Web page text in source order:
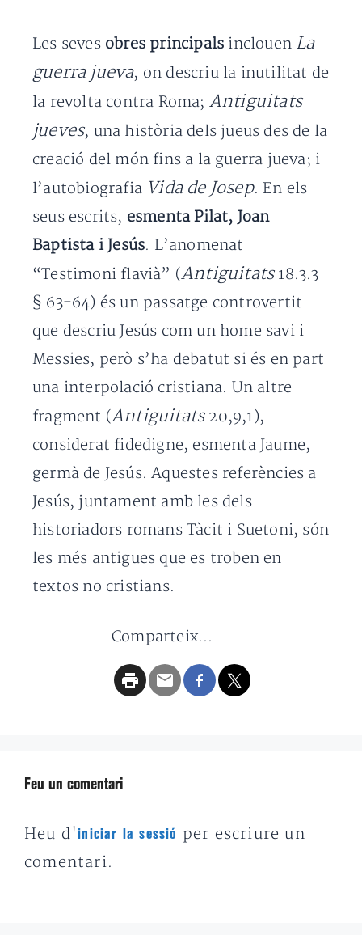
Les seves obres principals inclouen La
guerra jueva, on descriu la inutilitat de
la revolta contra Roma; Antiguitats
jueves, una història dels jueus des de la
creació del món fins a la guerra jueva; i
l’autobiografia Vida de Josep. En els
seus escrits, esmenta Pilat, Joan
Baptista i Jesús. L’anomenat
“Testimoni flavià” (Antiguitats18.3.3
§ 63-64) és un passatge controvertit
que descriu Jesús com un home savi i
Messies, però s’ha debatut si és en part
una interpolació cristiana. Un altre
fragment (Antiguitats20,9,1),
considerat fidedigne, esmenta Jaume,
germà de Jesús. Aquestes referències a
Jesús, juntament amb les dels
historiadors romans Tàcit i Suetoni, són
les més antigues que es troben en
textos no cristians.
Comparteix...
Feu un comentari
Heu d'iniciar la sessió
per escriure un
comentari.